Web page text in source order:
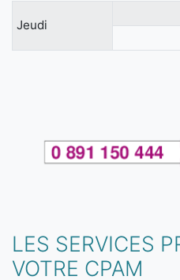
Jeudi
LES SERVICES
VOTRE CPAM